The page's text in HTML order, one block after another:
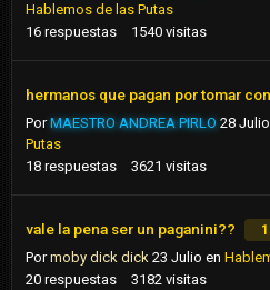
Hablemos de las Putas
16 respuestas 1540 visitas
hermanos que pagan por tomar
PorMAESTRO ANDREA PIRLO 28 Julio
Putas
18 respuestas 3621 visitas
vale la pena ser un paganini?? 1
Pormoby dick dick 23 Julio en
20 respuestas 3182 visitas